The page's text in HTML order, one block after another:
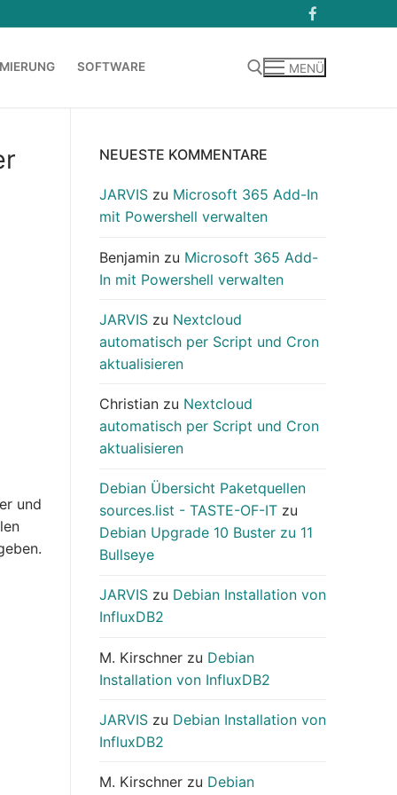
SOFTWARE MENÜ
und
NEUESTE KOMMENTARE
JARVIS zu Microsoft 365 Add-In
mit Powershell verwalten
Benjamin zu Microsoft 365 Add-
In mit Powershell verwalten
JARVIS zu Nextcloud
automatisch per Script und Cron
aktualisieren
Christian zu Nextcloud
automatisch per Script und Cron
aktualisieren
Debian Übersicht Paketquellen
sources.list - TASTE-OF-IT zu
Debian Upgrade 10 Buster zu 11
Bullseye
JARVIS zu Debian Installation von
InfluxDB2
M. Kirschner zu Debian
Installation von InfluxDB2
JARVIS zu Debian Installation von
InfluxDB2
M. Kirschner zu Debian